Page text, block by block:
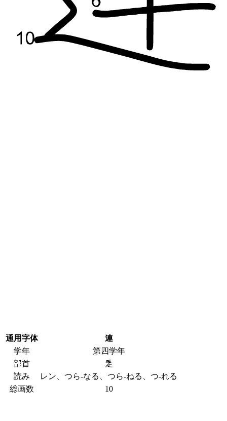
通用字体
連
学年
第四学年
部首
辵
読み
レン、つら-なる、つら-ねる、つ-れる
総画数
10